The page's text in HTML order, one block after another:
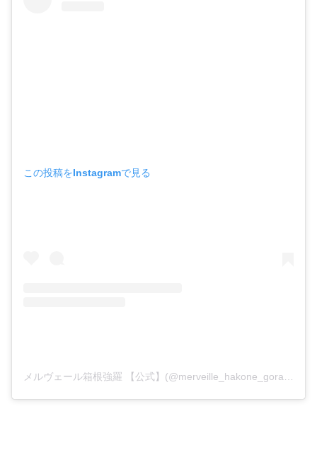
この投稿をInstagramで見る
メルヴェール箱根強羅 【公式】(@merveille_hakone_gora)がシェアした投稿